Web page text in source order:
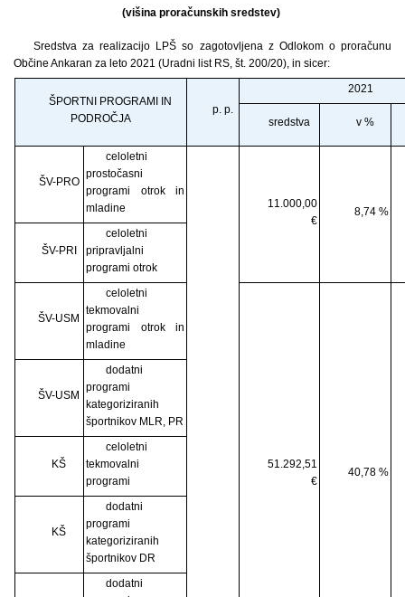
(višina proračunskih sredstev)
Sredstva za realizacijo LPŠ so zagotovljena z Odlokom o proračunu
Občine Ankaran za leto 2021 (Uradni list RS, št. 200/20), in sicer:
ŠPORTNI PROGRAMI IN
PODROČJA
p. p.
2021
sredstva v %
ŠV-PRO
celoletni
prostočasni
programi otrok in
mladine
11.000,00
€
8,74 %
ŠV-PRI
celoletni
pripravljalni
programi otrok
ŠV-USM
celoletni
tekmovalni
programi otrok in
mladine
51.292,51
€
40,78 %
ŠV-USM
dodatni
programi
kategoriziranih
športnikov MLR, PR
KŠ
celoletni
tekmovalni
programi
KŠ
dodatni
programi
kategoriziranih
športnikov DR
dodatni